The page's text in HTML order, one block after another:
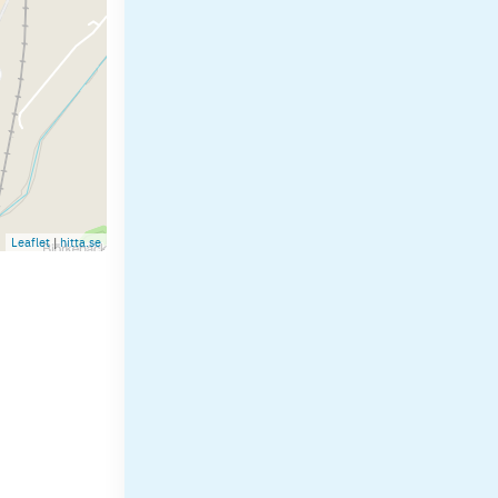
Leaflet | hitta.se